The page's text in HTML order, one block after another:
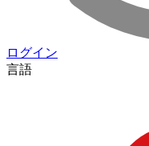
ログイン
言語